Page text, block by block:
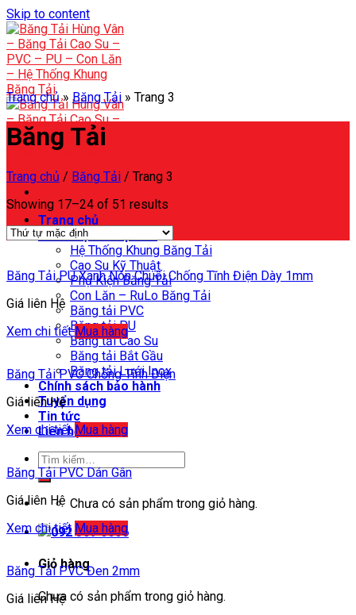
Skip to content
Trang chủ
Danh mục sản phẩm
Hệ Thống Khung Băng Tải
Cao Su Kỹ Thuật
Phụ Kiện Băng Tải
Con Lăn – RuLo Băng Tải
Băng tải PVC
Băng tải PU
Băng tải Cao Su
Băng tải Bắt Gầu
Băng tải Lưới Inox
Chính sách bảo hành
Tuyển dụng
Tin tức
Liên hệ
Chưa có sản phẩm trong giỏ hàng.
092 309 6666
Giỏ hàng
Chưa có sản phẩm trong giỏ hàng.
Trang chủ» Băng Tải » Trang 3
Băng Tải
Trang chủ / Băng Tải / Trang 3
Showing 17–24 of 51 results
Băng Tải PU Xanh Nõn Chuối Chống Tĩnh Điện Dày 1mm
Giá liên Hệ
Xem chi tiết Mua hàng
Băng Tải PVC Chống Tĩnh Điện
Giá liên Hệ
Xem chi tiết Mua hàng
Băng Tải PVC Dán Gân
Giá liên Hệ
Xem chi tiết Mua hàng
Băng Tải PVC Đen 2mm
Giá liên Hệ